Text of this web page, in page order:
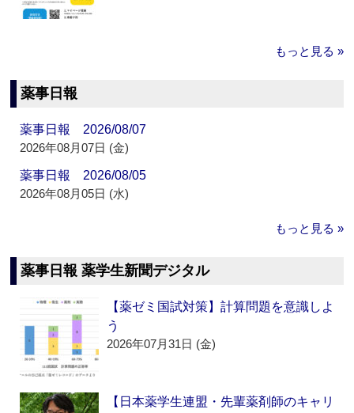
もっと見る »
薬事日報
薬事日報 2026/08/07
2026年08月07日 (金)
薬事日報 2026/08/05
2026年08月05日 (水)
もっと見る »
薬事日報 薬学生新聞デジタル
【薬ゼミ国試対策】計算問題を意識しよ
う
2026年07月31日 (金)
【日本薬学生連盟・先輩薬剤師のキャリ